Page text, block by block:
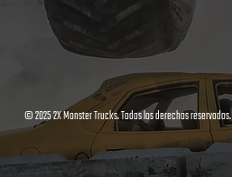
© 2025 2X Monster Trucks. Todos los derechos reservados.